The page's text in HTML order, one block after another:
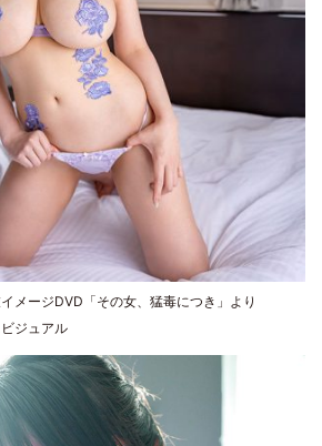
メージDVD「その女、猛毒につき」より
ジュアル